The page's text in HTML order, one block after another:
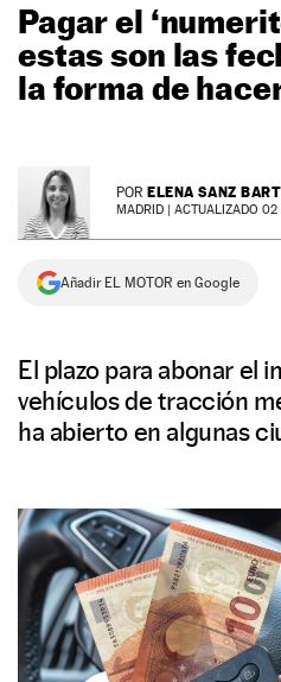
MOTOS
TECNOLOGÍA
SUPERCOCHES
SERVICIOS
NEWSLETTER
SÍGUENOS
Pagar el
estas son las
la forma de
POR ELENA SANZ
MADRID | ACTUALIZADO
Añadir EL MOTOR en Google
El plazo para abonar el
vehículos de tracción
ha abierto en algunas